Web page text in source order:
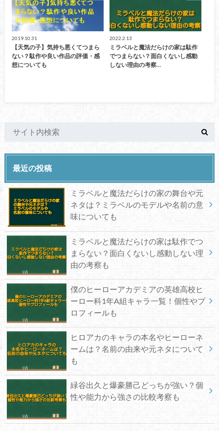
2019.10.31
【天気の子】気持ち悪くてつまら
ない？駄作や良い作品の評価・感
想についても
2022.2.13
ミラベルと魔法だらけの家は駄作
でつまらない？面白くないし感動
しない理由の考察…
最近の投稿
ミラベルと魔法だらけの家の舞台や元
ネタは？ミラベルのモデルや名前の意
味についても
ミラベルと魔法だらけの家は駄作でつ
まらない？面白くないし感動しない理
由の考察も
僕のヒーローアカデミアの英雄高校ヒ
ーロー科1年A組キャラ一覧！個性やプ
ロフィールも
ヒロアカのキャラの本名やヒーローネ
ームは？名前の由来や元ネタについて
も
緑谷出久と爆豪勝己どっちが強い？個
性や能力から強さの比較考察も